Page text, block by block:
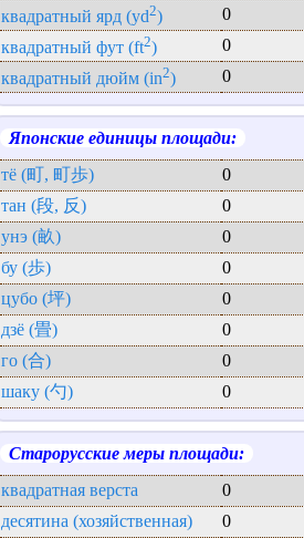
квадратный ярд (yd2)
0
квадратный фут (ft2)
0
квадратный дюйм (in2) 0
Японские единицы площади:
тё (町, 町歩)
0
тан (段, 反)
0
унэ (畝)
0
бу (歩)
0
цубо (坪)
0
дзё (畳)
0
го (合)
0
шаку (勺)
0
Старорусские меры площади:
квадратная верста
0
десятина (хозяйственная)
0